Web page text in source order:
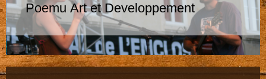
Poemu Art et Developpement